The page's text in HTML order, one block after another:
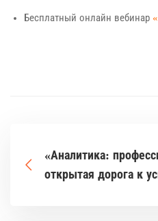
Бесплатный онлайн вебинар
«Аналитика:
открытая дорога к